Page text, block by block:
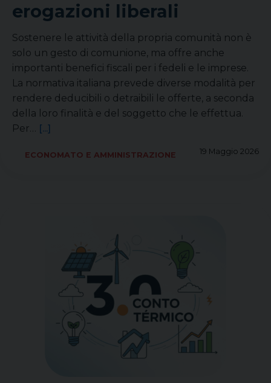
erogazioni liberali
Sostenere le attività della propria comunità non è
solo un gesto di comunione, ma offre anche
importanti benefici fiscali per i fedeli e le imprese.
La normativa italiana prevede diverse modalità per
rendere deducibili o detraibili le offerte, a seconda
della loro finalità e del soggetto che le effettua.
Per… [...]
19 Maggio 2026
ECONOMATO E AMMINISTRAZIONE